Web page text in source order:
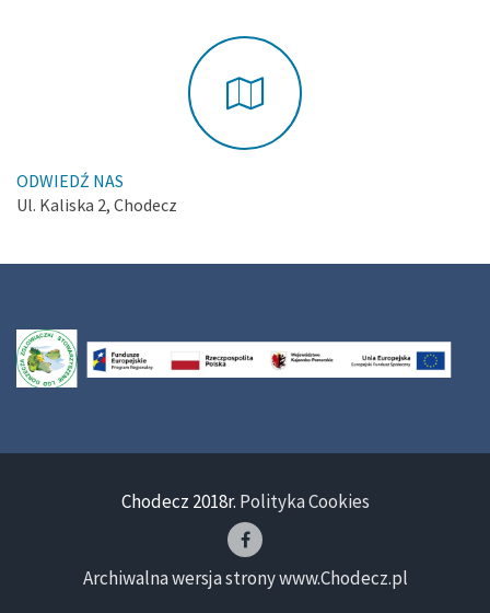
ODWIEDŹ NAS
Ul. Kaliska 2, Chodecz
Chodecz 2018r. Polityka Cookies
Archiwalna wersja strony www.Chodecz.pl